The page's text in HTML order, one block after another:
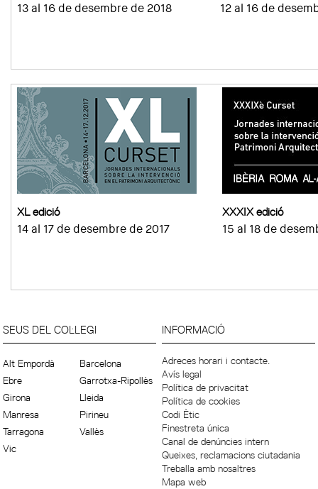
13 al 16 de desembre de 2018 12 al 16 de
XL edició
14 al 17 de desembre de 2017
XXXIX edició
15 al 18 de
SEUS DEL COL·LEGI
Alt Empordà
Barcelona
Ebre
Garrotxa-Ripollès
Girona
Lleida
Manresa
Pirineu
Tarragona
Vallès
Vic
INFORMACIÓ
Adreces horari i contacte.
Avís legal
Política de privacitat
Política de cookies
Codi Ètic
Finestreta única
Canal de denúncies intern
Queixes, reclamacions ciutadania
Treballa amb nosaltres
Mapa web